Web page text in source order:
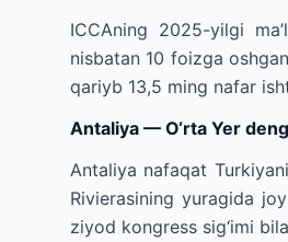
ICCAning 2025-yilgi
nisbatan 10 foizga
qariyb 13,5 ming nafar
Antaliya — O‘rta Yer
Antaliya nafaqat
Rivierasining yuragida
ziyod kongress sig‘imi